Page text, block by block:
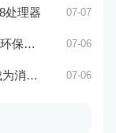
处理器 07-07
发展 07-06
选择 07-06